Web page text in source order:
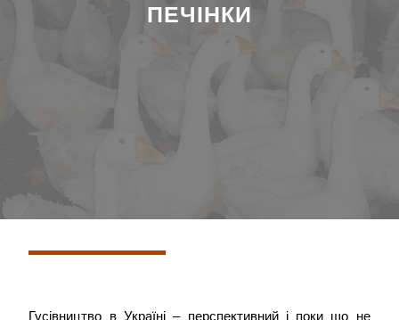
ПЕЧІНКИ
Гусівництво в Україні – перспективний і поки що не